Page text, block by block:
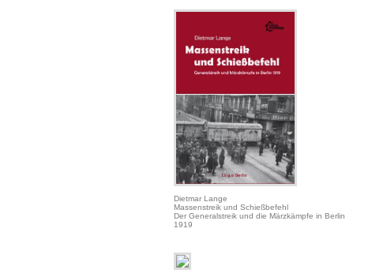
Dietmar Lange
Massenstreik und Schießbefehl
Der Generalstreik und die Märzkämpfe in Berlin
1919